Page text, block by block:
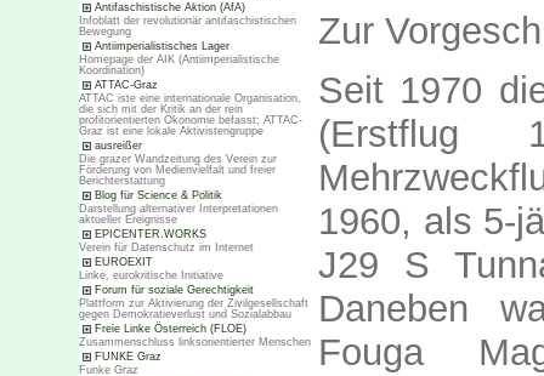
Antifaschistische Aktion (AfA)
Infoblatt der revolutionär antifaschistischen
Bewegung
Antiimperialistisches Lager
Homepage der AIK (Antiimperialistische
Koordination)
ATTAC-Graz
ATTAC iste eine internationale Organisation,
die sich mit der Kritik an der rein
profitorientierten Ökonomie befasst; ATTAC-
Graz ist eine lokale Aktivistengruppe
ausreißer
Die grazer Wandzeitung des Verein zur
Förderung von Medienvielfalt und freier
Berichterstattung
Blog für Science & Politik
Darstellung alternativer Interpretationen
aktueller Ereignisse
EPICENTER.WORKS
Verein für Datenschutz im Internet
EUROEXIT
Linke, eurokritische Initiative
Forum für soziale Gerechtigkeit
Plattform zur Aktivierung der Zivilgesellschaft
gegen Demokratieverlust und Sozialabbau
Freie Linke Österreich (FLOE)
Zusammenschluss linksorientierter Menschen
FUNKE Graz
Funke Graz
Zur
Seit 1970
(Erstflug
1960, als 5-
J29 S
Daneben
Fouga